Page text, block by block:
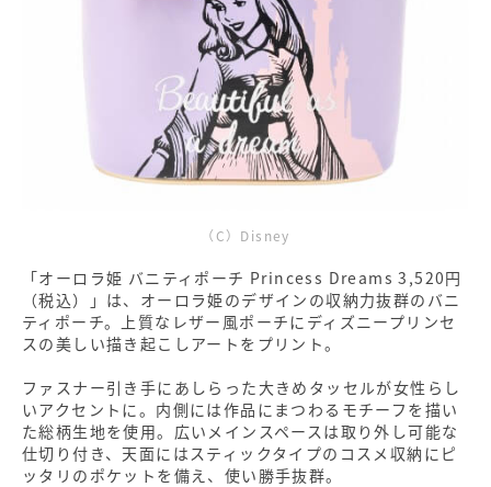
（C）Disney
「オーロラ姫 バニティポーチ Princess Dreams 3,520円
（税込）」は、オーロラ姫のデザインの収納力抜群のバニ
ティポーチ。上質なレザー風ポーチにディズニープリンセ
スの美しい描き起こしアートをプリント。
ファスナー引き手にあしらった大きめタッセルが女性らし
いアクセントに。内側には作品にまつわるモチーフを描い
た総柄生地を使用。広いメインスペースは取り外し可能な
仕切り付き、天面にはスティックタイプのコスメ収納にピ
ッタリのポケットを備え、使い勝手抜群。